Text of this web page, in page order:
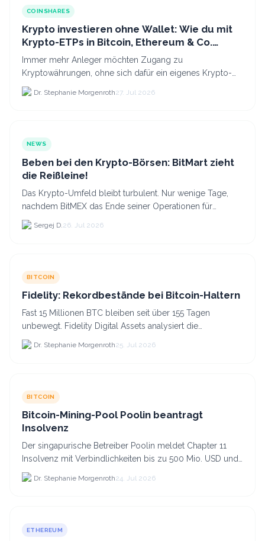
COINSHARES
Krypto investieren ohne Wallet: Wie du mit
Krypto-ETPs in Bitcoin, Ethereum & Co.
anlegst
Immer mehr Anleger möchten Zugang zu
Kryptowährungen, ohne sich dafür ein eigenes Krypto-
Wallet einrichten zu müssen. Dazu kommt, dass viele
nicht nur Bitcoin h...
Dr. Stephanie Morgenroth27. Jul 2026
NEWS
Beben bei den Krypto-Börsen: BitMart zieht
die Reißleine!
Das Krypto-Umfeld bleibt turbulent. Nur wenige Tage,
nachdem BitMEX das Ende seiner Operationen für
September 2026 bekannt gegeben hat, zieht nun die
nächste gr...
Sergej D.26. Jul 2026
BITCOIN
Fidelity: Rekordbestände bei Bitcoin-Haltern
Fast 15 Millionen BTC bleiben seit über 155 Tagen
unbewegt. Fidelity Digital Assets analysiert die
Anlegerüberzeugung trotz Kursverlusten und einem
BTC-Preis.
Dr. Stephanie Morgenroth25. Jul 2026
BITCOIN
Bitcoin-Mining-Pool Poolin beantragt
Insolvenz
Der singapurische Betreiber Poolin meldet Chapter 11
Insolvenz mit Verbindlichkeiten bis zu 500 Mio. USD und
plant den Verkauf zweier Texas-Standorte für.
Dr. Stephanie Morgenroth24. Jul 2026
ETHEREUM